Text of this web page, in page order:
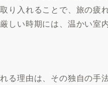
り入れることで、旅の疲
しい時期には、温かい室
る理由は、その独自の手